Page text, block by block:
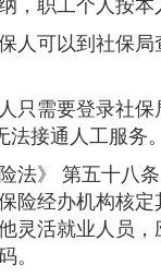
人可以到社保
只需要登录社
接通人工服务。
法》 第五十八
险经办机构核
灵活就业人员
。